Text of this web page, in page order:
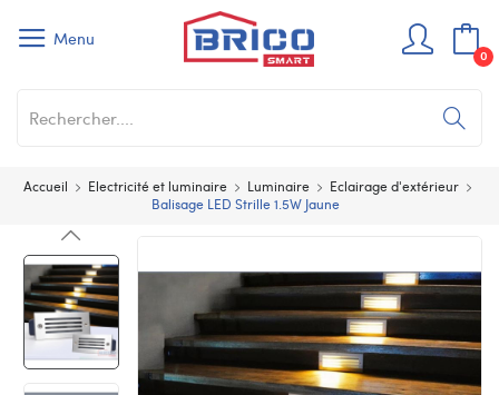
Menu
0
Accueil Electricité et luminaire Luminaire
Eclairage d'extérieur
Balisage LED Strille 1.5W Jaune